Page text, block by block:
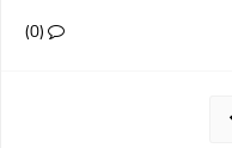
(0)